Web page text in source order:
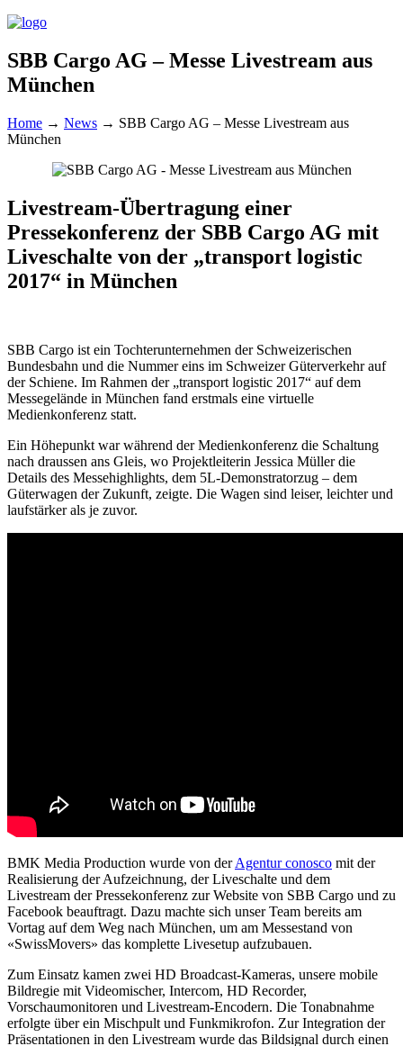
SBB Cargo AG – Messe Livestream aus
München
Home → News → SBB Cargo AG – Messe Livestream aus
München
Livestream-Übertragung einer
Pressekonferenz der SBB Cargo AG mit
Liveschalte von der „transport logistic
2017“ in München
SBB Cargo ist ein Tochterunternehmen der Schweizerischen
Bundesbahn und die Nummer eins im Schweizer Güterverkehr auf
der Schiene. Im Rahmen der „transport logistic 2017“ auf dem
Messegelände in München fand erstmals eine virtuelle
Medienkonferenz statt.
Ein Höhepunkt war während der Medienkonferenz die Schaltung
nach draussen ans Gleis, wo Projektleiterin Jessica Müller die
Details des Messehighlights, dem 5L-Demonstratorzug – dem
Güterwagen der Zukunft, zeigte. Die Wagen sind leiser, leichter und
laufstärker als je zuvor.
BMK Media Production wurde von derAgentur conosco mit der
Realisierung der Aufzeichnung, der Liveschalte und dem
Livestream der Pressekonferenz zur Website von SBB Cargo und zu
Facebook beauftragt. Dazu machte sich unser Team bereits am
Vortag auf dem Weg nach München, um am Messestand von
«SwissMovers» das komplette Livesetup aufzubauen.
Zum Einsatz kamen zwei HD Broadcast-Kameras, unsere mobile
Bildregie mit Videomischer, Intercom, HD Recorder,
Vorschaumonitoren und Livestream-Encodern. Die Tonabnahme
erfolgte über ein Mischpult und Funkmikrofon. Zur Integration der
Präsentationen in den Livestream wurde das Bildsignal durch einen